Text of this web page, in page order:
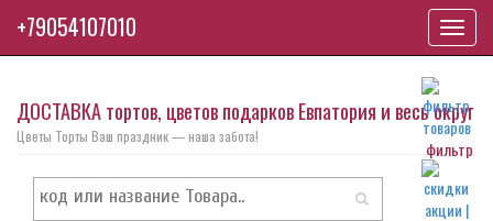
фильтр
ДОСТАВКА тортов, цветов подарков Евпатория и весь округ
Цветы Торты Ваш праздник — наша забота!
+79054107010